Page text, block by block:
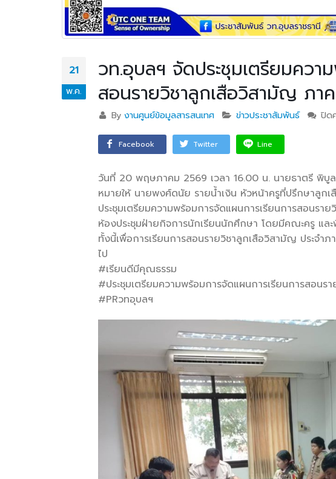
21
พ.ค.
วท.อุบลฯ จัดประชุมเตรียมควา
สอนรายวิชาลูกเสือวิสามัญ ภา
Byงานศูนย์ข้อมูลสารสนเทศ ข่าวประชาสัมพันธ์ ปิด
Facebook Twitter Line
วันที่ 20 พฤษภาคม 2569 เวลา 16.00 น. นายธาตรี พิ
หมายให้ นายพงศ์ดนัย รายน้ำเงิน หัวหน้าครูที่ปรึกษาลูก
ประชุมเตรียมความพร้อมการจัดแผนการเรียนการสอนร
ห้องประชุมฝ่ายกิจการนักเรียนนักศึกษา โดยมีคณะครู แล
ทั้งนี้เพื่อการเรียนการสอนรายวิชาลูกเสือวิสามัญ ประจำ
ไป
#เรียนดีมีคุณธรรม
#ประชุมเตรียมความพร้อมการจัดแผนการเรียนการสอนร
#PRวทอุบลฯ